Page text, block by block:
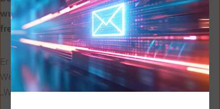
wurde kartellrechtlich geprüft und
freigegeben.
Er ist kostenlos imDownloadbereichder FEEI-
Website sowie nachfolgend unter
„Weiterführende Links“ erhältlich.